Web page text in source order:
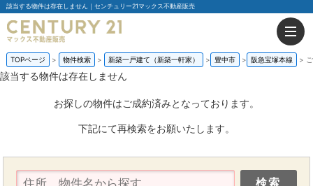
該当する物件は存在しません｜センチュリー21マックス不動産販売
TOPページ 物件検索 新築一戸建て（新築一軒家） 豊中市 阪急宝塚本線
該当する物件は存在しません
お探しの物件はご成約済みとなっております。
下記にて再検索をお願いたします。